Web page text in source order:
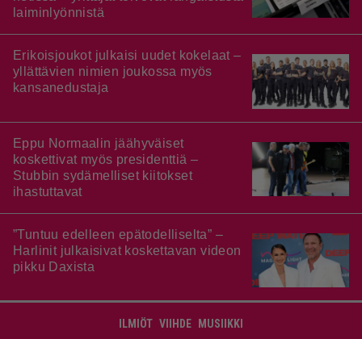
laiminlyönnistä
Erikoisjoukot julkaisi uudet kokelaat –
yllättävien nimien joukossa myös
kansanedustaja
Eppu Normaalin jäähyväiset
koskettivat myös presidenttiä –
Stubbin sydämelliset kiitokset
ihastuttavat
”Tuntuu edelleen epätodelliselta” –
Harlinit julkaisivat koskettavan videon
pikku Daxista
ILMIÖT VIIHDE MUSIIKKI